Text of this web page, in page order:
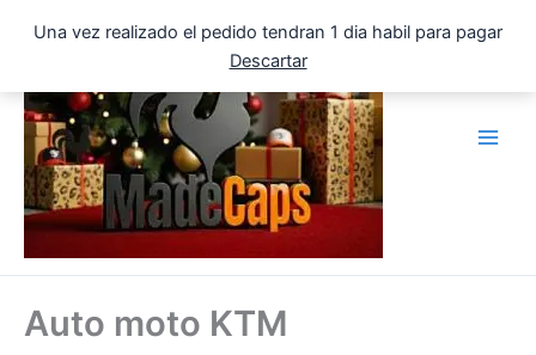
Una vez realizado el pedido tendran 1 dia habil para pagar
Descartar
Auto moto KTM